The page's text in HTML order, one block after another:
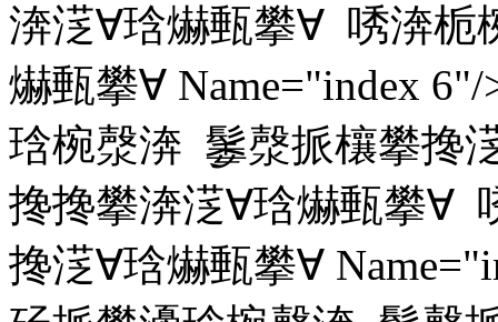
渀㴀∀琀爀甀攀∀ 唀渀栀
爀甀攀∀ Name="index
琀椀漀渀 䰀漀挀欀攀搀
搀搀攀渀㴀∀琀爀甀攀∀
搀㴀∀琀爀甀攀∀